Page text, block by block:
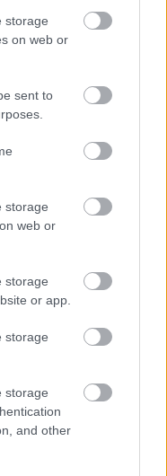
storage
on web or
sent to
storage
web or
storage
or app.
storage
storage
and other
- Polish
- Cebulax -
Blackberries
Toblerone - SIS
Blackberries
- Men's Gold